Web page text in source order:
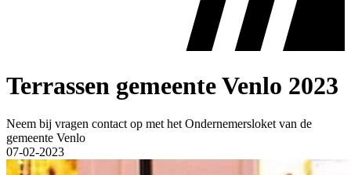
Terrassen gemeente Venlo 2023
Neem bij vragen contact op met het Ondernemersloket van de
gemeente Venlo
07-02-2023